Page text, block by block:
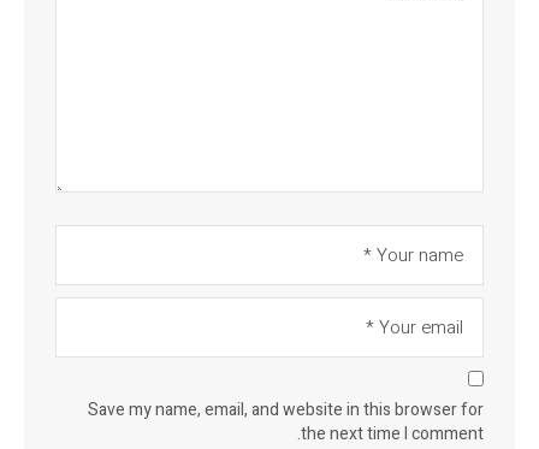
Save my name, email, and website in this browser for
the next time I comment.